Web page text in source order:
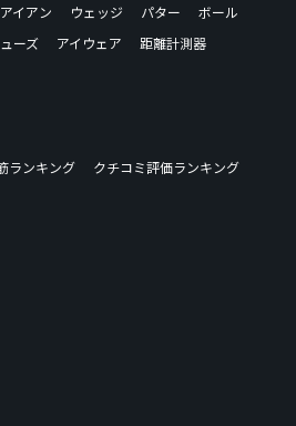
アイアン ウェッジ パター
ボール
ーズ アイウェア
距離計測器
ランキング
クチコミ評価ランキング